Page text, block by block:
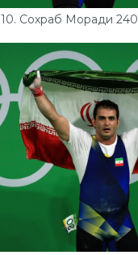
10. Сохраб Моради 240